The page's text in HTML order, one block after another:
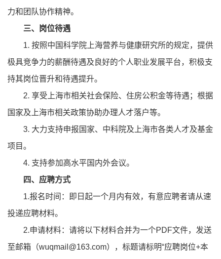
力和团队协作精神。
三、岗位待遇
1. 按照中国科学院上海营养与健康研究所的规定，提供
极具竞争力的薪酬待遇及良好的个人职业发展平台，积极支
持其岗位晋升和待遇提升。
2. 享受上海市相关社会保险、住房公积金等待遇；根据
国家及上海市相关政策协助办理人才落户等。
3. 大力支持申报国家、中科院及上海市各类人才及基金
项目。
4. 支持参加高水平国内外会议。
四、应聘方式
1.报名时间：即日起一个月内有效，有意应聘者请从速
投递应聘材料。
2.申请材料：请将以下材料合并为一个PDF文件，发送
至邮箱（wuqmail@163.com），标题请标明“应聘岗位+本